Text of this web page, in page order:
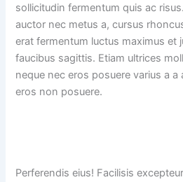
sollicitudin fermentum quis ac
auctor nec metus a, cursus
erat fermentum luctus maximus et
faucibus sagittis. Etiam ultrices
neque nec eros posuere varius a
eros non posuere.
Perferendis eius! Facilisis